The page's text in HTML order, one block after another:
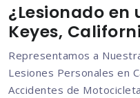
¿Lesionado en
Keyes,
Representamos a
Lesiones Personales en
Accidentes de